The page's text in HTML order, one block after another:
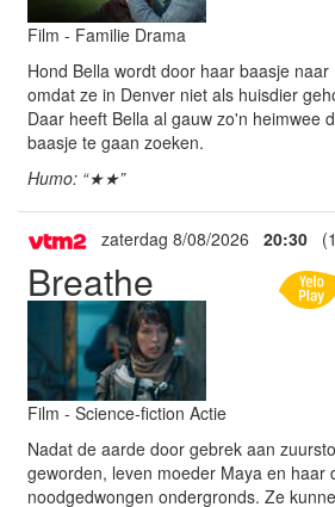
Film - Familie Drama
Hond Bella wordt door haar baasje
omdat ze in Denver niet als huisdier
Daar heeft Bella al gauw zo'n heimwee
baasje te gaan zoeken.
Humo: “★★”
zaterdag 8/08/2026 20:30
Breathe
Film - Science-fiction Actie
Nadat de aarde door gebrek aan
geworden, leven moeder Maya en haar
noodgedwongen ondergronds. Ze